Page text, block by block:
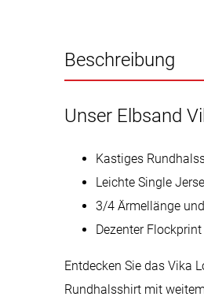
Beschreibung
Unser Elbsand
Kastiges
Leichte Single
3/4 Ärmellänge
Dezenter
Entdecken Sie das Vika
Rundhalsshirt mit